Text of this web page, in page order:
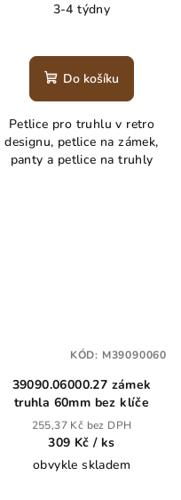
3-4 týdny
Do košíku
Petlice pro truhlu v retro
designu, petlice na zámek,
panty a petlice na truhly
39090.06000.27 zámek
truhla 60mm bez klíče
255,37 Kč bez DPH
309 Kč/ ks
obvykle skladem
KÓD: M39090060